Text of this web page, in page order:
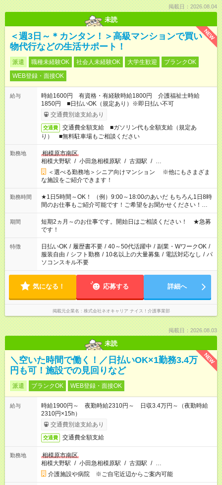
掲載日：2026.08.04
未読
NEW
＜週3日～＊カンタン！＞高級マンションで買い
物代行などの生活サポート！
派遣 職種未経験OK 社会人未経験OK 大学生歓迎
ブランクOK
WEB登録・面接OK
給与
時給1600円 有資格・有経験時給1800円 介護福祉士時給
1850円 ■日払いOK（規定あり）※即日払い不可
交通費別途支給あり
交通費
交通費全額支給 ■ガソリン代も全額支給（規定あ
り） ■無料駐車場もご相談ください
勤務地
相模原市南区
相模大野駅 / 小田急相模原駅 / 古淵駅 / …
＜選べる勤務地＞シニア向けマンション ※他にもさまざま
な施設をご紹介できます！
勤務時間
★1日5時間～OK！ （例）9:00～18:00のあいだ もちろん1日8時
間のお仕事もご紹介可能です！ご希望をお聞かせください！★家
庭の都合でお休みが必要な場合も遠慮なくご相談ください。 ※
週最低15時間以上の勤務が必要です
期間
短期2ヵ月～のお仕事です。開始日はご相談ください！ ★急募
です！
特徴 日払いOK / 履歴書不要 / 40～50代活躍中 / 副業・WワークOK /
服装自由 / シフト勤務 / 10名以上の大量募集 / 電話対応なし / パ
ソコンスキル不要
気になる！ 応募する 詳細へ
掲載元企業名 株式会社ネオキャリア ナイス！介護事業部
掲載日：2026.08.03
未読
NEW
＼空いた時間で働く！／日払いOK×1勤務3.4万
円も可！施設での見回りなど
派遣 ブランクOK WEB登録・面接OK
給与
時給1900円～ 夜勤時給2310円～ 日収3.4万円～（夜勤時給
2310円×15h）
交通費別途支給あり
交通費 交通費全額支給
勤務地
相模原市南区
相模大野駅 / 小田急相模原駅 / 古淵駅 / …
介護施設や病院 ※ご自宅近辺からご案内可能